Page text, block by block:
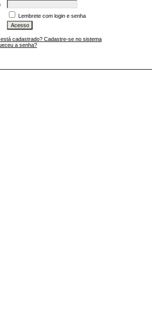
Lembrete com login e senha
cadastrado? Cadastre-se no sistema
a senha?